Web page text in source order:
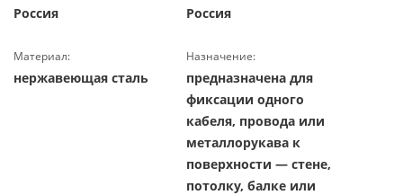
Россия Россия
Материал:
нержавеющая сталь
Назначение:
предназначена для
фиксации одного
кабеля, провода или
металлорукава к
поверхности — стене,
потолку, балке или